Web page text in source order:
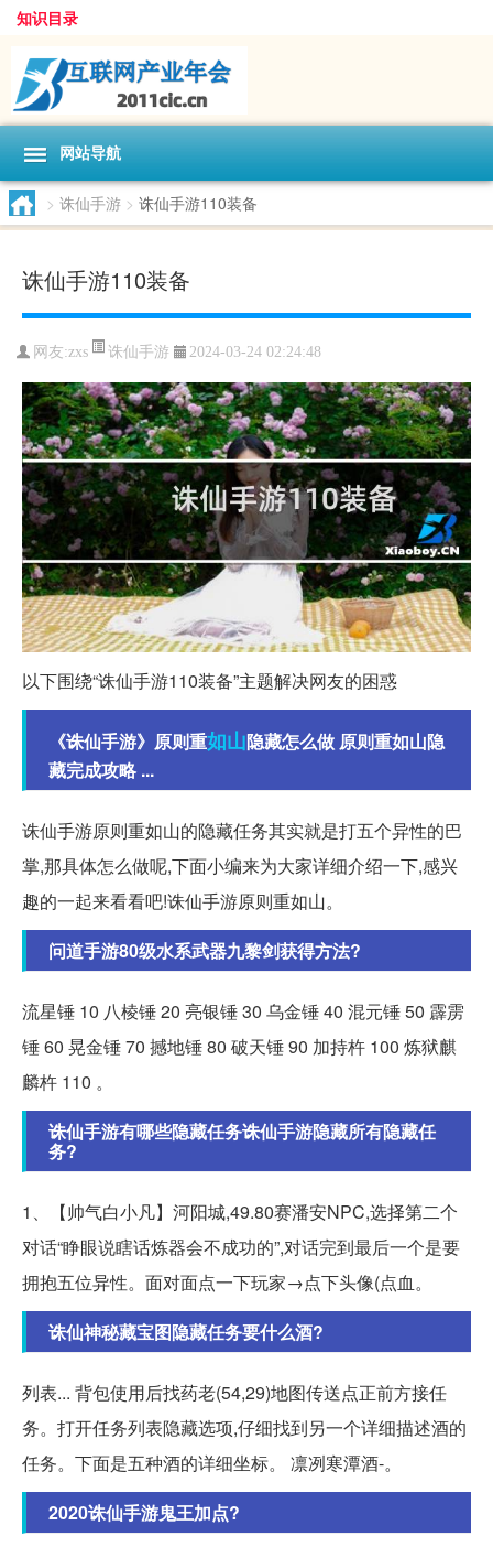
知识目录
网站导航
> 诛仙手游 > 诛仙手游110装备
诛仙手游110装备
网友:zxs 诛仙手游 2024-03-24 02:24:48
以下围绕“诛仙手游110装备”主题解决网友的困惑
《诛仙手游》原则重如山隐藏怎么做 原则重如山隐
藏完成攻略 ...
诛仙手游原则重如山的隐藏任务其实就是打五个异性的巴
掌,那具体怎么做呢,下面小编来为大家详细介绍一下,感兴
趣的一起来看看吧!诛仙手游原则重如山。
问道手游80级水系武器九黎剑获得方法?
流星锤 10 八棱锤 20 亮银锤 30 乌金锤 40 混元锤 50 霹雳
锤 60 晃金锤 70 撼地锤 80 破天锤 90 加持杵 100 炼狱麒
麟杵 110 。
诛仙手游有哪些隐藏任务诛仙手游隐藏所有隐藏任
务?
1、【帅气白小凡】河阳城,49.80赛潘安NPC,选择第二个
对话“睁眼说瞎话炼器会不成功的”,对话完到最后一个是要
拥抱五位异性。面对面点一下玩家→点下头像(点血。
诛仙神秘藏宝图隐藏任务要什么酒?
列表... 背包使用后找药老(54,29)地图传送点正前方接任
务。打开任务列表隐藏选项,仔细找到另一个详细描述酒的
任务。下面是五种酒的详细坐标。 凛冽寒潭酒-。
2020诛仙手游鬼王加点?